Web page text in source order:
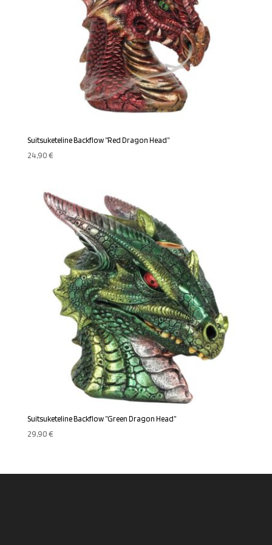
Suitsuketeline Backflow ”Red Dragon Head”
24,90€
Suitsuketeline Backflow ”Green Dragon Head”
29,90€